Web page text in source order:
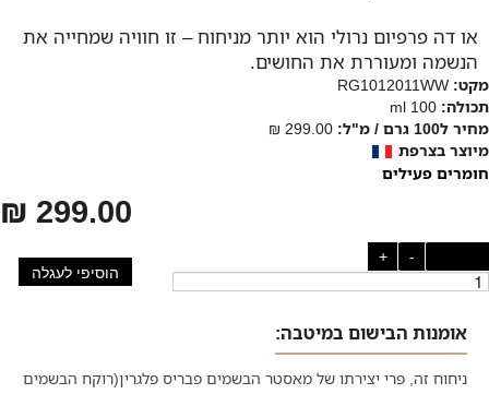
או דה פרפיום נרולי הוא יותר מניחוח – זו חוויה שמחייה את
הנשמה ומעוררת את החושים.
מקט: RG1012011WW
תכולה: 100 ml
מחיר ל100 גרם / מ"ל:
299.00 ₪
מיוצר בצרפת
חומרים פעילים
299.00 ₪
-
+
הוסיפי לעגלה
אומנות הבישום במיטבה:
ניחוח זה, פרי יצירתו של מאסטר הבשמים פבריס פלגרין(רוקח הבשמים